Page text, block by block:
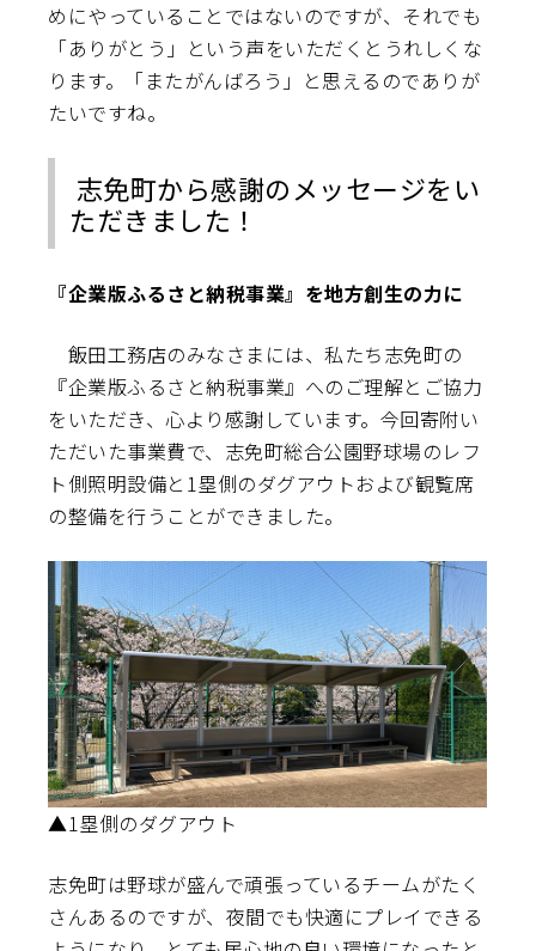
めにやっていることではないのですが、それでも
「ありがとう」という声をいただくとうれしくな
ります。「またがんばろう」と思えるのでありが
たいですね。
志免町から感謝のメッセージをい
ただきました！
『企業版ふるさと納税事業』を地方創生の力に
飯田工務店のみなさまには、私たち志免町の
『企業版ふるさと納税事業』へのご理解とご協力
をいただき、心より感謝しています。今回寄附い
ただいた事業費で、志免町総合公園野球場のレフ
ト側照明設備と1塁側のダグアウトおよび観覧席
の整備を行うことができました。
▲1塁側のダグアウト
志免町は野球が盛んで頑張っているチームがたく
さんあるのですが、夜間でも快適にプレイできる